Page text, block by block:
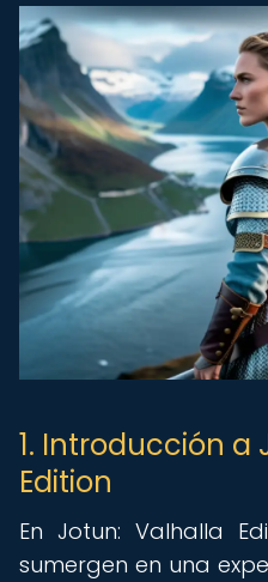
1. Introducción a
Edition
En Jotun: Valhalla
sumergen en una